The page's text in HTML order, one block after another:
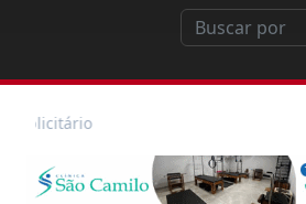
do Dia dos Pais,